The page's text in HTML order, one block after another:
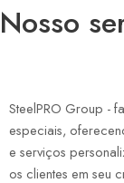
Nosso
SteelPRO Group -
especiais,
e serviços
os clientes em seu